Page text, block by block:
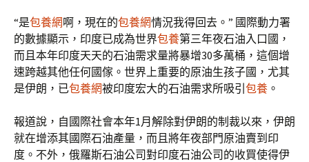
“是包養網啊，現在的包養網情況我得回去。” 國際動力署
的數據顯示，印度已成為世界包養第三年夜石油入口國，
而且本年印度天天的石油需求量將暴增30多萬桶，這個增
速跨越其他任何國傢。世界上重要的原油生孩子國，尤其
是伊朗，已包養網被印度宏大的石油需求所吸引 包養 。
報道說，自國際社會本年1月解除對伊朗的制裁以來，伊朗
就在增添其國際石油產量，而且將年夜部門原油賣到印
度。不外，俄羅斯石油公司對印度石油公司的收買使得伊